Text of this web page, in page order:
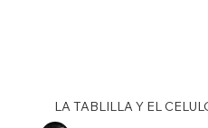
LA TABLILLA Y EL